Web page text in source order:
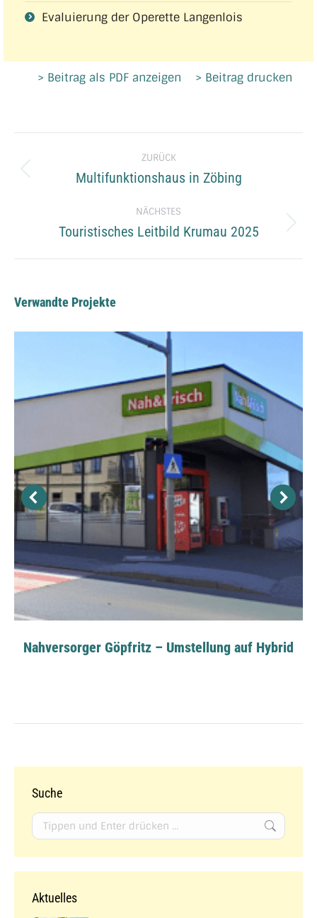
Evaluierung der Operette Langenlois
> Beitrag als PDF anzeigen > Beitrag drucken
navigation
ZURÜCK
Previous
Multifunktionshaus in Zöbing
NÄCHSTES
Next
Touristisches Leitbild Krumau 2025
Verwandte Projekte
Nahversorger Göpfritz – Umstellung auf Hybrid
Suche
Search:
Aktuelles